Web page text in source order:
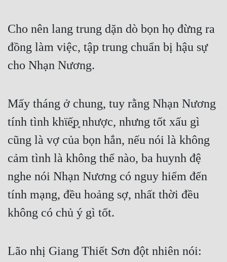
Cho nên lang trung dặn dò bọn họ đừng ra
đồng làm việc, tập trung chuẩn bị hậu sự
cho Nhạn Nương.
Mấy tháng ở chung, tuy rằng Nhạn Nương
tính tình khϊế͙p͙ nhược, nhưng tốt xấu gì
cũng là vợ của bọn hắn, nếu nói là không
cảm tình là không thể nào, ba huynh đệ
nghe nói Nhạn Nương có nguy hiểm đến
tính mạng, đều hoảng sợ, nhất thời đều
không có chủ ý gì tốt.
Lão nhị Giang Thiết Sơn đột nhiên nói: